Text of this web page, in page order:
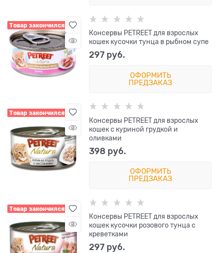
Товар закончился
Консервы PETREET для взрослых
кошек кусочки тунца в рыбном супе
297 руб.
ОФОРМИТЬ
ПРЕДЗАКАЗ
Товар закончился
Консервы PETREET для взрослых
кошек с куриной грудкой и
оливками
398 руб.
ОФОРМИТЬ
ПРЕДЗАКАЗ
Товар закончился
Консервы PETREET для взрослых
кошек кусочки розового тунца с
креветками
297 руб.